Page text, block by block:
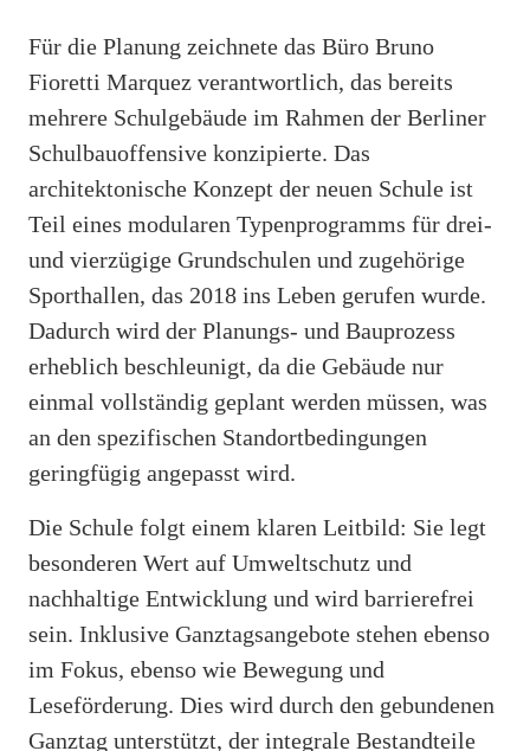
Für die Planung zeichnete das Büro Bruno
Fioretti Marquez verantwortlich, das bereits
mehrere Schulgebäude im Rahmen der Berliner
Schulbauoffensive konzipierte. Das
architektonische Konzept der neuen Schule ist
Teil eines modularen Typenprogramms für drei-
und vierzügige Grundschulen und zugehörige
Sporthallen, das 2018 ins Leben gerufen wurde.
Dadurch wird der Planungs- und Bauprozess
erheblich beschleunigt, da die Gebäude nur
einmal vollständig geplant werden müssen, was
an den spezifischen Standortbedingungen
geringfügig angepasst wird.
Die Schule folgt einem klaren Leitbild: Sie legt
besonderen Wert auf Umweltschutz und
nachhaltige Entwicklung und wird barrierefrei
sein. Inklusive Ganztagsangebote stehen ebenso
im Fokus, ebenso wie Bewegung und
Leseförderung. Dies wird durch den gebundenen
Ganztag unterstützt, der integrale Bestandteile